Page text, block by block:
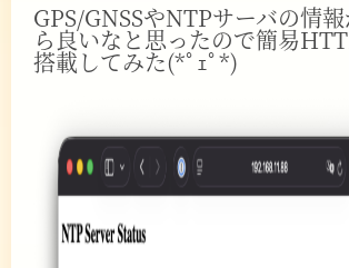
GPS/GNSSやNTPサーバの情
ら良いなと思ったので簡易
搭載してみた(*ﾟｪﾟ*)